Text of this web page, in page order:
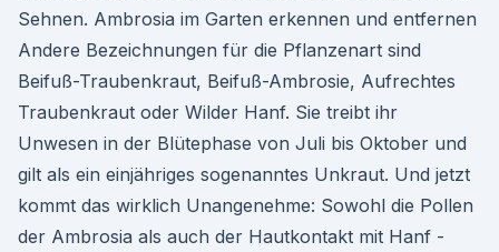
Sehnen. Ambrosia im Garten erkennen und entfernen
Andere Bezeichnungen für die Pflanzenart sind
Beifuß-Traubenkraut, Beifuß-Ambrosie, Aufrechtes
Traubenkraut oder Wilder Hanf. Sie treibt ihr
Unwesen in der Blütephase von Juli bis Oktober und
gilt als ein einjähriges sogenanntes Unkraut. Und jetzt
kommt das wirklich Unangenehme: Sowohl die Pollen
der Ambrosia als auch der Hautkontakt mit Hanf -